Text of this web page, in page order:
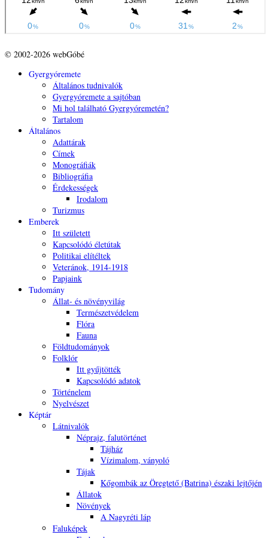
© 2002-2026 webGóbé
Gyergyóremete
Általános tudnivalók
Gyergyóremete a sajtóban
Mi hol található Gyergyóremetén?
Tartalom
Általános
Adattárak
Címek
Monográfiák
Bibliográfia
Érdekességek
Irodalom
Turizmus
Emberek
Itt született
Kapcsolódó életútak
Politikai elítéltek
Veteránok, 1914-1918
Papjaink
Tudomány
Állat- és növényvilág
Természetvédelem
Flóra
Fauna
Földtudományok
Folklór
Itt gyűjtötték
Kapcsolódó adatok
Történelem
Nyelvészet
Képtár
Látnivalók
Néprajz, falutörténet
Tájház
Vízimalom, ványoló
Tájak
Kőgombák az Öregtető (Batrina) északi lejtőjén
Állatok
Növények
A Nagyréti láp
Faluképek